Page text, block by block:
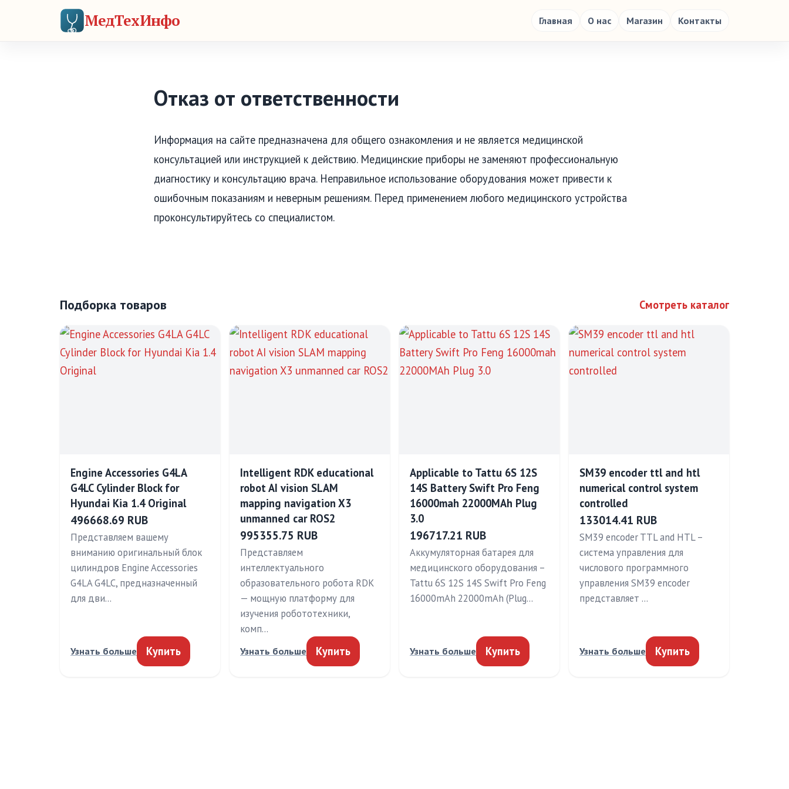
МедТехИнфо Главная О нас Магазин Контакты
Отказ от ответственности
Информация на сайте предназначена для общего ознакомления и не является медицинской
консультацией или инструкцией к действию. Медицинские приборы не заменяют профессиональную
диагностику и консультацию врача. Неправильное использование оборудования может привести к
ошибочным показаниям и неверным решениям. Перед применением любого медицинского устройства
проконсультируйтесь со специалистом.
Подборка товаров Смотреть каталог
Engine Accessories G4LA
G4LC Cylinder Block for
Hyundai Kia 1.4 Original
496668.69 RUB
Представляем вашему
вниманию оригинальный блок
цилиндров Engine Accessories
G4LA G4LC, предназначенный
для дви…
Узнать больше Купить
Intelligent RDK educational
robot AI vision SLAM
mapping navigation X3
unmanned car ROS2
995355.75 RUB
Представляем
интеллектуального
образовательного робота RDK
— мощную платформу для
изучения робототехники,
комп…
Узнать больше Купить
Applicable to Tattu 6S 12S
14S Battery Swift Pro Feng
16000mah 22000MAh Plug
3.0
196717.21 RUB
Аккумуляторная батарея для
медицинского оборудования –
Tattu 6S 12S 14S Swift Pro Feng
16000mAh 22000mAh (Plug…
Узнать больше Купить
SM39 encoder ttl and htl
numerical control system
controlled
133014.41 RUB
SM39 encoder TTL and HTL –
система управления для
числового программного
управления SM39 encoder
представляет …
Узнать больше Купить